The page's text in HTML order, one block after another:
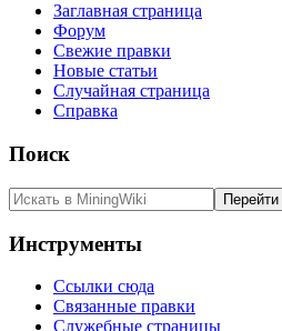
Заглавная страница
Форум
Свежие правки
Новые статьи
Случайная страница
Справка
Поиск
Инструменты
Ссылки сюда
Связанные правки
Служебные страницы